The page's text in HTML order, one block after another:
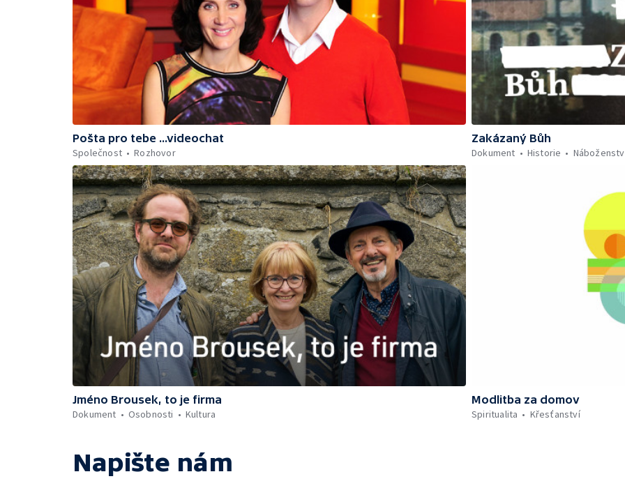
Pošta pro tebe ...videochat
Společnost
Rozhovor
Zakázaný Bůh
Dokument
Historie
Jméno Brousek, to je firma
Dokument
Osobnosti Kultura
Modlitba za domov
Spiritualita
Křesťanství
Napište nám